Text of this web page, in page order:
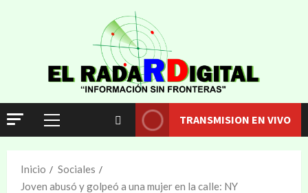
TRANSMISION EN VIVO
Inicio
Sociales
Joven abusó y golpeó a una mujer en la calle: NY